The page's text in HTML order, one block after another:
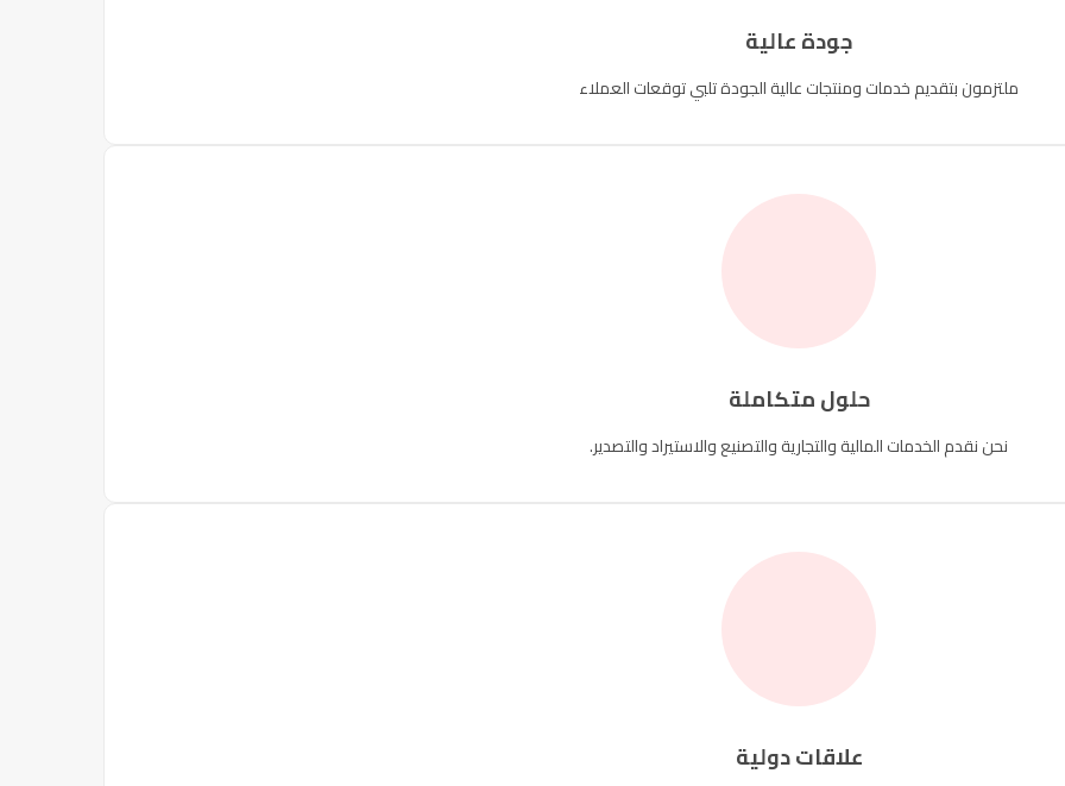
جودة عالية
ملتزمون بتقديم خدمات ومنتجات عالية الجودة تلبي توقعات العملاء
حلول متكاملة
نحن نقدم الخدمات المالية والتجارية والتصنيع والاستيراد والتصدير.
علاقات دولية